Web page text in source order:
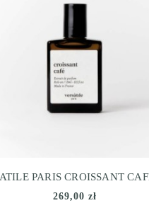
269,00 zł